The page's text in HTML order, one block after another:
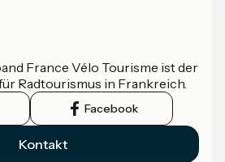
France Vélo Tourisme ist der
Radtourismus in Frankreich.
Facebook
Kontakt